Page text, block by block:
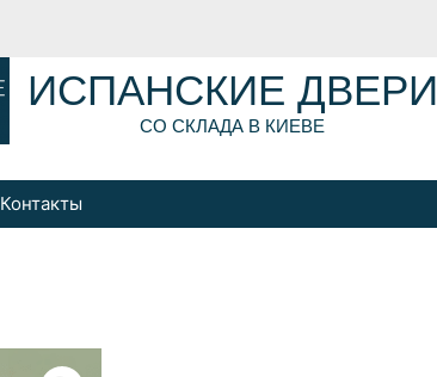
ИСПАНСКИЕ ДВЕРИ
СО СКЛАДА В КИЕВЕ
Контакты